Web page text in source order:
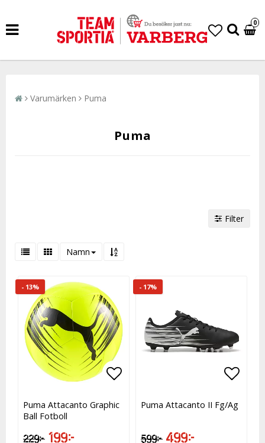
0
Varumärken Puma
Puma
Filter
Namn
- 13%
Lägg till i favoritlistan
Lägg till i favoritlistan
Puma Attacanto Graphic
Ball Fotboll
229 kr 199 kr
- 17%
Puma Attacanto II Fg/Ag
599 kr 499 kr